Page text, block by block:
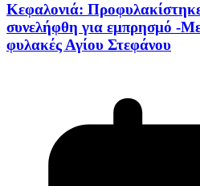
Κεφαλονιά:
συνελήφθη για εμπρησμό -
φυλακές Αγίου Στεφάνου